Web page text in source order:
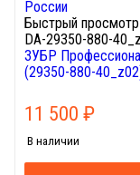
Быстрый просмотр
DA-29350-880-
ЗУБР
(29350-880-
11 500 ₽
В наличии